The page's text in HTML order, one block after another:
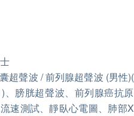
超聲波 / 前列腺超聲波 (男性
、膀胱超聲波、前列腺癌抗
速測試、靜臥心電圖、肺部X